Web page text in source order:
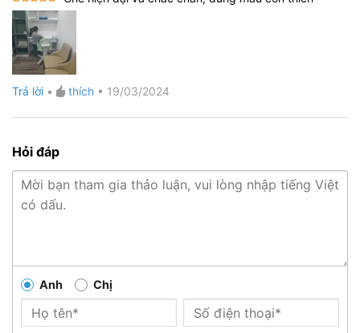
Được xếp
hạng55
sao
Trả lời • thích • 19/03/2024
Hỏi đáp
Anh Chị